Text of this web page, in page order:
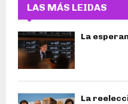
LAS MÁS LEIDAS
La
La